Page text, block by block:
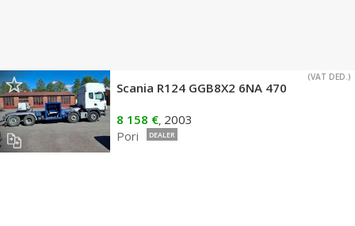
(VAT DED.)
Scania R124 GGB8X2 6NA 470
8 158 €, 2003
Pori
DEALER